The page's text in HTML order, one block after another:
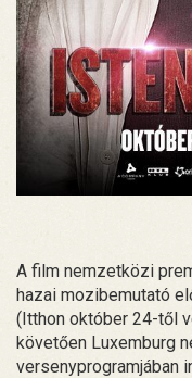
A film nemzetközi
hazai mozibemutató
(Itthon október 24-től
követően Luxemburg
versenyprogramjában